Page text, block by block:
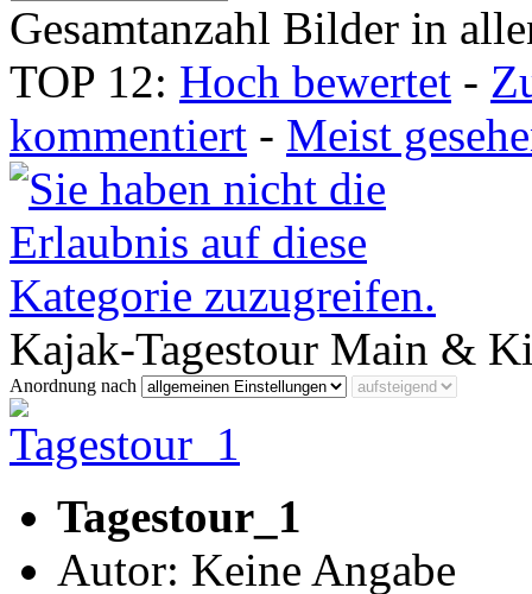
Gesamtanzahl Bilder in
TOP 12: Hoch bewertet -
kommentiert - Meist
Kajak-Tagestour Main &
Anordnung nach
Tagestour_1
Autor: Keine Angabe